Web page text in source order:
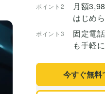
ポイント2
月額
はじめ
ポイント3
固定電
も手軽
今すぐ無料